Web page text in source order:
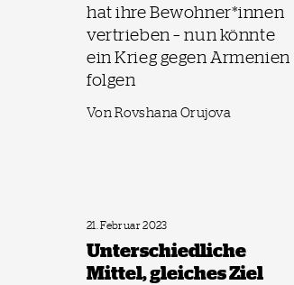
hat ihre Bewohner*innen
vertrieben – nun könnte
ein Krieg gegen Armenien
folgen
Von Rovshana Orujova
21. Februar 2023
Unterschiedliche
Mittel, gleiches Ziel